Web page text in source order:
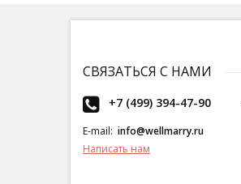
СВЯЗАТЬСЯ С НАМИ
+7 (499) 394-47-90
E-mail: info@wellmarry.ru
Написать нам